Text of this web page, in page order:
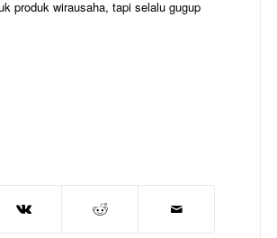
produk wirausaha, tapi selalu gugup